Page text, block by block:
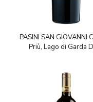
PASINI SAN GIOVANNI
Priù, Lago di Garda